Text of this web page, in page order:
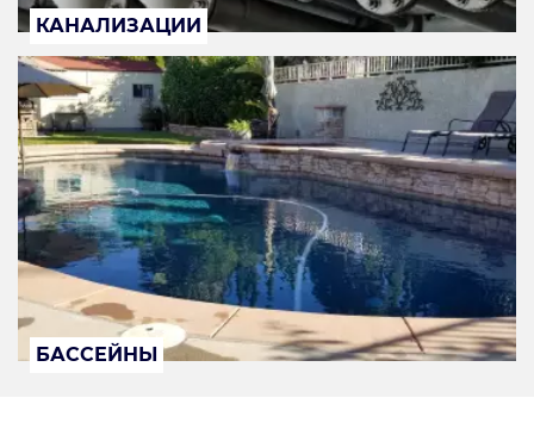
КАНАЛИЗАЦИИ
БАССЕЙНЫ